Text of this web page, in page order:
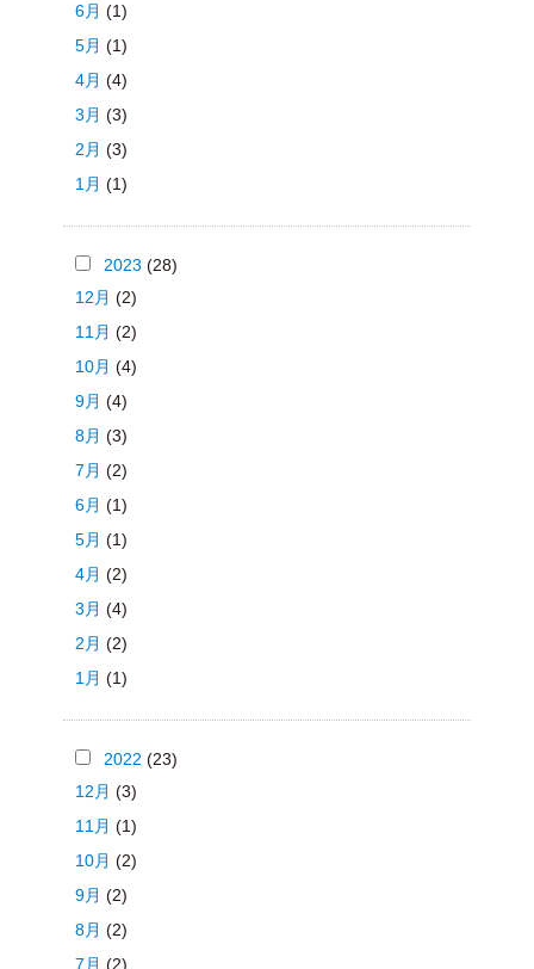
6月 (1)
5月 (1)
4月 (4)
3月 (3)
2月 (3)
1月 (1)
2023 (28)
12月 (2)
11月 (2)
10月 (4)
9月 (4)
8月 (3)
7月 (2)
6月 (1)
5月 (1)
4月 (2)
3月 (4)
2月 (2)
1月 (1)
2022 (23)
12月 (3)
11月 (1)
10月 (2)
9月 (2)
8月 (2)
7月 (2)